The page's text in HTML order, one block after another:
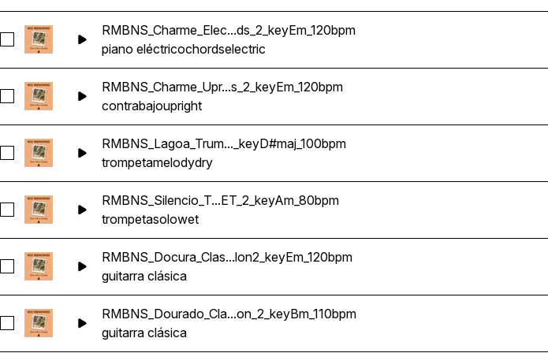
Seleccionar RMBNS_Charme_Electric_Piano_Chords_2_keyEm_120bpm
RMBNS_Charme_Elec...ds_2_keyEm_120bpm
piano eléctricochordselectric
Seleccionar RMBNS_Charme_Upright_Bass_2_keyEm_120bpm
RMBNS_Charme_Upr...s_2_keyEm_120bpm
contrabajoupright
Seleccionar RMBNS_Lagoa_Trumpet_Melody_DRY_1_keyD#maj_100bpm
RMBNS_Lagoa_Trum..._keyD#maj_100bpm
trompetamelodydry
Seleccionar RMBNS_Silencio_Trumpet_Solo_WET_2_keyAm_80bpm
RMBNS_Silencio_T...ET_2_keyAm_80bpm
trompetasolowet
Seleccionar RMBNS_Docura_Classical_Guitar_Nylon2_keyEm_120bpm
RMBNS_Docura_Clas...lon2_keyEm_120bpm
guitarra clásica
Seleccionar RMBNS_Dourado_Classical_Guitar_Nylon_2_keyBm_110bpm
RMBNS_Dourado_Cla...on_2_keyBm_110bpm
guitarra clásica